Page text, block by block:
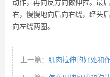
动作，再向反方向做伸拉。最
右，慢慢地向后向右绕，经头
向左绕两圈。
上一篇： 肌肉拉伸的好处和